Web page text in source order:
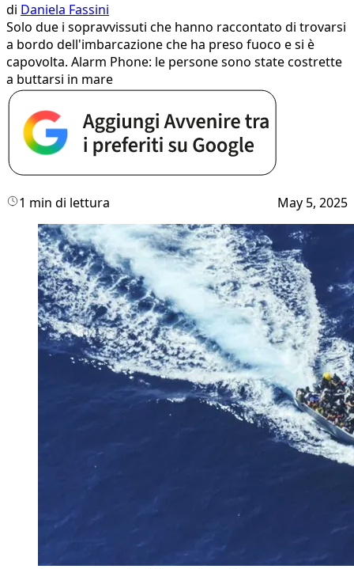
di Daniela Fassini
Solo due i sopravvissuti che hanno raccontato di trovarsi
a bordo dell'imbarcazione che ha preso fuoco e si è
capovolta. Alarm Phone: le persone sono state costrette
a buttarsi in mare
1 min di lettura May 5, 2025